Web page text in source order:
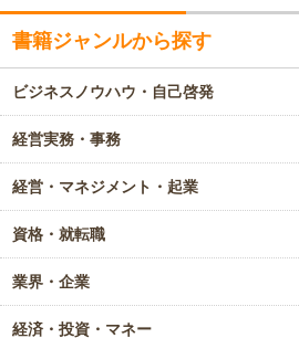
書籍ジャンルから探す
ビジネスノウハウ・自己啓発
経営実務・事務
経営・マネジメント・起業
資格・就転職
業界・企業
経済・投資・マネー